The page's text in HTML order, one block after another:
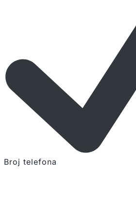
Broj telefona